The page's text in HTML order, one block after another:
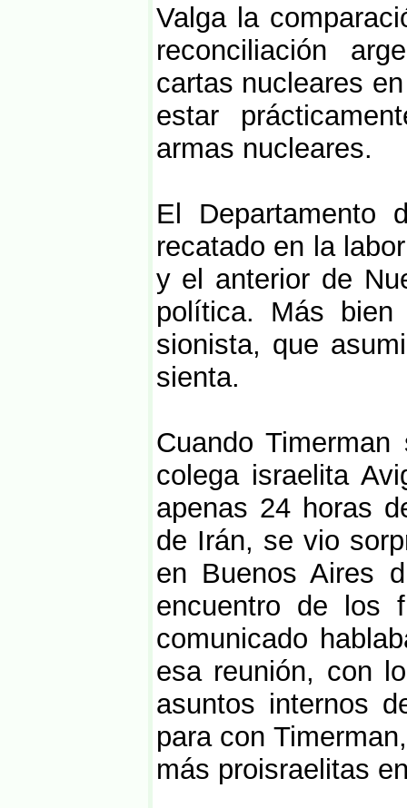
Valga la
reconciliación
cartas nucleares
estar
armas nucleares.
El Departamento
recatado en la
y el anterior de
política. Más
sionista, que
sienta.
Cuando
colega israelita
apenas 24 horas
de Irán, se vio
en Buenos Aires
encuentro de los
comunicado
esa reunión, con
asuntos internos
para con
más proisraelitas